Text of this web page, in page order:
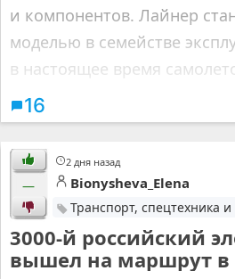
и компонентов. Лайнер
моделью в семействе
в настоящее время
16
2 дня назад
— Bionysheva_Elena
Транспорт, спецтехника и
3000-й российский
вышел на маршрут в